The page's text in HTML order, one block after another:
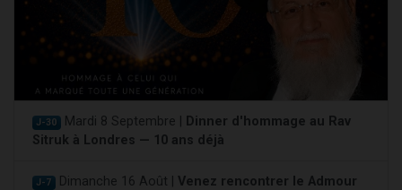
J-30 Mardi 8 Septembre |
Dinner d'hommage au Rav
Sitruk à Londres — 10 ans déjà
J-7 Dimanche 16 Août | Venez rencontrer le Admour